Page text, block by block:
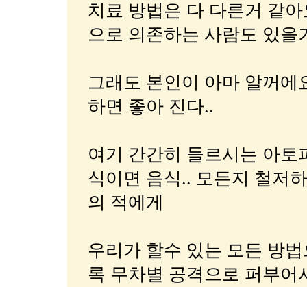
치료 방법은 다 다른거 같
으로 의존하는 사람도 있
그래도 본인이 아마 알꺼
하면 좋아 진다..
여기 간간히 들르시는 아
식이면 음식.. 모든지 철저
의 적에게
우리가 할수 있는 모든 방
록 무차별 공격으로 퍼부어